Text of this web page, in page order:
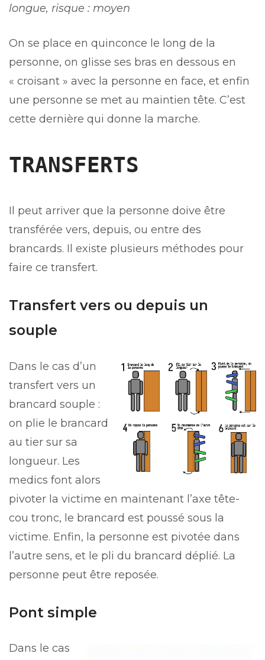
longue, risque : moyen
On se place en quinconce le long de la
personne, on glisse ses bras en dessous en
« croisant » avec la personne en face, et enfin
une personne se met au maintien tête. C’est
cette dernière qui donne la marche.
TRANSFERTS
Il peut arriver que la personne doive être
transférée vers, depuis, ou entre des
brancards. Il existe plusieurs méthodes pour
faire ce transfert.
Transfert vers ou depuis un
souple
Dans le cas d’un
transfert vers un
brancard souple :
on plie le brancard
au tier sur sa
longueur. Les
medics font alors
pivoter la victime en maintenant l’axe tête-
cou tronc, le brancard est poussé sous la
victime. Enfin, la personne est pivotée dans
l’autre sens, et le pli du brancard déplié. La
personne peut être reposée.
Pont simple
Dans le cas